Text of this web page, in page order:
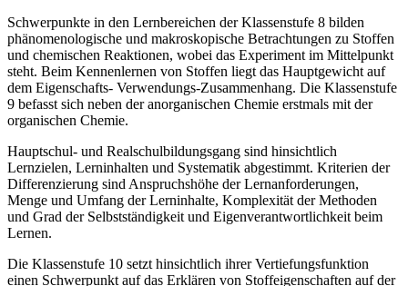
Schwerpunkte in den Lernbereichen der Klassenstufe 8 bilden
phänomenologische und makroskopische Betrachtungen zu Stoffen
und chemischen Reaktionen, wobei das Experiment im Mittelpunkt
steht. Beim Kennenlernen von Stoffen liegt das Hauptgewicht auf
dem Eigenschafts- Verwendungs-Zusammenhang. Die Klassenstufe
9 befasst sich neben der anorganischen Chemie erstmals mit der
organischen Chemie.
Hauptschul- und Realschulbildungsgang sind hinsichtlich
Lernzielen, Lerninhalten und Systematik abgestimmt. Kriterien der
Differenzierung sind Anspruchshöhe der Lernanforderungen,
Menge und Umfang der Lerninhalte, Komplexität der Methoden
und Grad der Selbstständigkeit und Eigenverantwortlichkeit beim
Lernen.
Die Klassenstufe 10 setzt hinsichtlich ihrer Vertiefungsfunktion
einen Schwerpunkt auf das Erklären von Stoffeigenschaften auf der